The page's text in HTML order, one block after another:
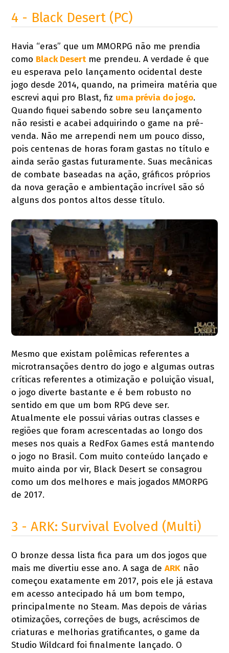
4 - Black Desert (PC)
Havia “eras” que um MMORPG não me prendia
como Black Desertme prendeu. A verdade é que
eu esperava pelo lançamento ocidental deste
jogo desde 2014, quando, na primeira matéria que
escrevi aqui pro Blast, fiz uma prévia do jogo.
Quando fiquei sabendo sobre seu lançamento
não resisti e acabei adquirindo o game na pré-
venda. Não me arrependi nem um pouco disso,
pois centenas de horas foram gastas no título e
ainda serão gastas futuramente. Suas mecânicas
de combate baseadas na ação, gráficos próprios
da nova geração e ambientação incrível são só
alguns dos pontos altos desse título.
Mesmo que existam polêmicas referentes a
microtransações dentro do jogo e algumas outras
críticas referentes a otimização e poluição visual,
o jogo diverte bastante e é bem robusto no
sentido em que um bom RPG deve ser.
Atualmente ele possui várias outras classes e
regiões que foram acrescentadas ao longo dos
meses nos quais a RedFox Games está mantendo
o jogo no Brasil. Com muito conteúdo lançado e
muito ainda por vir, Black Desert se consagrou
como um dos melhores e mais jogados MMORPG
de 2017.
3 - ARK: Survival Evolved (Multi)
O bronze dessa lista fica para um dos jogos que
mais me divertiu esse ano. A saga deARK não
começou exatamente em 2017, pois ele já estava
em acesso antecipado há um bom tempo,
principalmente no Steam. Mas depois de várias
otimizações, correções de bugs, acréscimos de
criaturas e melhorias gratificantes, o game da
Studio Wildcard foi finalmente lançado. O